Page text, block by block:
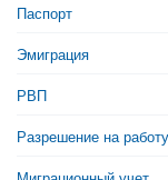
Паспорт
Эмиграция
РВП
Разрешение на работу